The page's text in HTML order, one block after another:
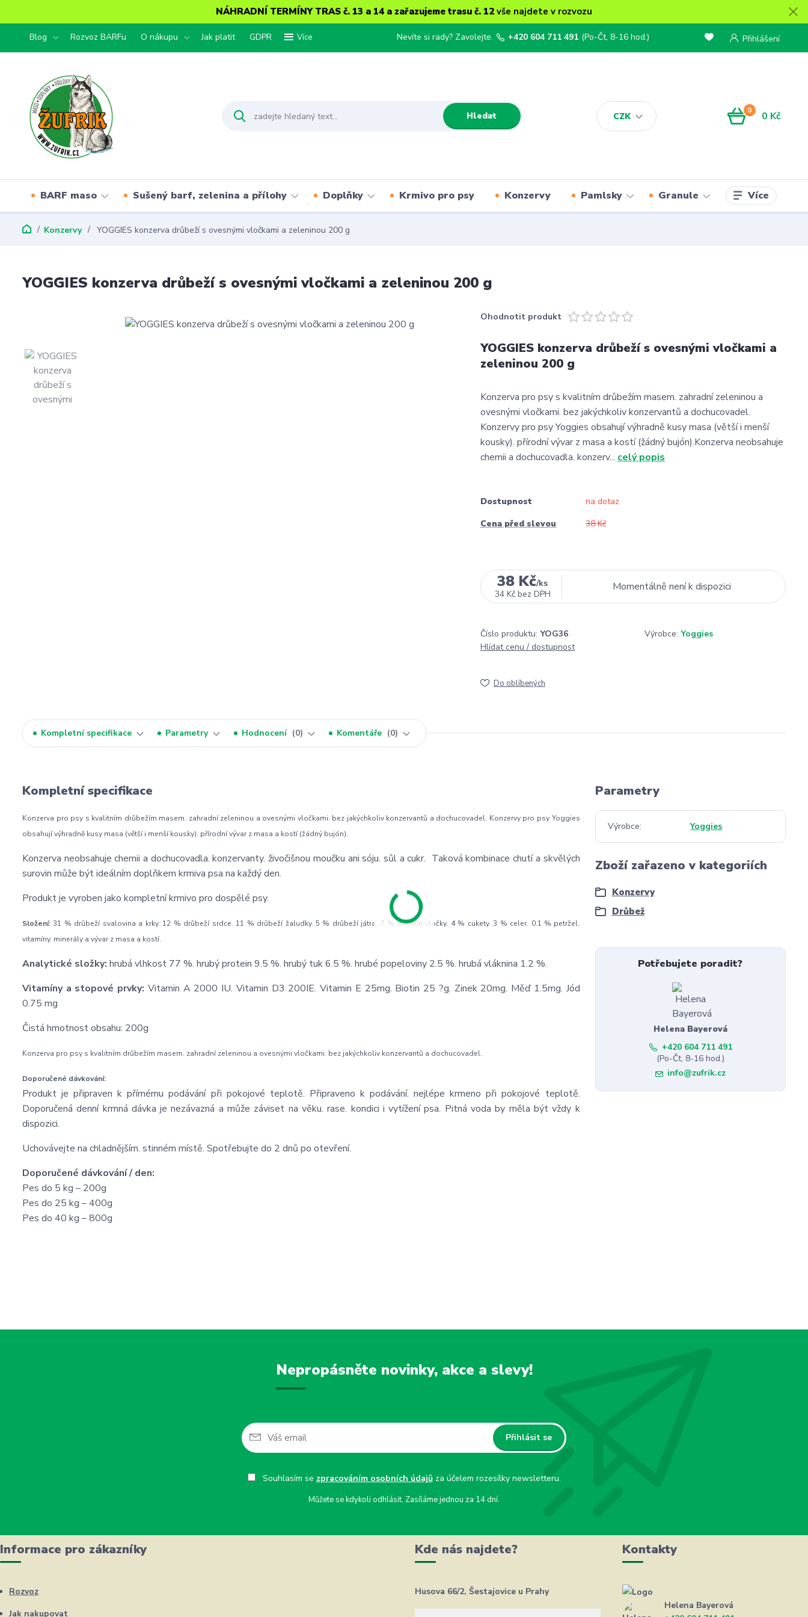
NÁHRADNÍ TERMÍNY TRAS č. 13 a 14 a zařazujeme trasu č. 12 vše najdete v rozvozu
Blog Rozvoz BARFu O nákupu Jak platit GDPR Více
CZK
Přihlášení
Hledat
Nevíte si rady? Zavolejte. +420 604 711 491 (Po-Čt, 8-16 hod.)
0 0 Kč
BARF maso Sušený barf, zelenina a přílohy Doplňky Krmivo pro psy Konzervy Pamlsky Granule Více
Konzervy YOGGIES konzerva drůbeží s ovesnými vločkami a zeleninou 200 g
YOGGIES konzerva drůbeží s ovesnými vločkami a zeleninou 200 g
Ohodnotit produkt
YOGGIES konzerva drůbeží s ovesnými vločkami a
zeleninou 200 g
Konzerva pro psy s kvalitním drůbežím masem. zahradní zeleninou a
ovesnými vločkami. bez jakýchkoliv konzervantů a dochucovadel.
Konzervy pro psy Yoggies obsahují výhradně kusy masa (větší i menší
kousky). přírodní vývar z masa a kostí (žádný bujón).Konzerva neobsahuje
chemii a dochucovadla. konzerv... celý popis
Dostupnost
na dotaz
Cena před slevou
38 Kč
38 Kč/ks
34 Kč bez DPH
Momentálně není k dispozici
Číslo produktu: YOG36 Výrobce: Yoggies
Hlídat cenu / dostupnost
Do oblíbených
Kompletní specifikace Parametry Hodnocení 0 Komentáře 0
Kompletní specifikace
Konzerva pro psy s kvalitním drůbežím masem. zahradní zeleninou a ovesnými vločkami. bez jakýchkoliv konzervantů a dochucovadel. Konzervy pro psy Yoggies
obsahují výhradně kusy masa (větší i menší kousky). přírodní vývar z masa a kostí (žádný bujón).
Konzerva neobsahuje chemii a dochucovadla. konzervanty. živočišnou moučku ani sóju. sůl a cukr. Taková kombinace chutí a skvělých
surovin může být ideálním doplňkem krmiva psa na každý den.
Produkt je vyroben jako kompletní krmivo pro dospělé psy.
Složení: 31 % drůbeží svalovina a krky. 12 % drůbeží srdce. 11 % drůbeží žaludky. 5 % drůbeží játra. 7 % ovesné vločky. 4 % cukety. 3 % celer. 0.1 % petržel.
vitamíny. minerály a vývar z masa a kostí.
Analytické složky: hrubá vlhkost 77 %. hrubý protein 9.5 %. hrubý tuk 6.5 %. hrubé popeloviny 2.5 %. hrubá vláknina 1.2 %.
Vitamíny a stopové prvky: Vitamin A 2000 IU. Vitamin D3 200IE. Vitamin E 25mg. Biotin 25 ?g. Zinek 20mg. Měď 1.5mg. Jód
0.75 mg
Čistá hmotnost obsahu: 200g
Konzerva pro psy s kvalitním drůbežím masem. zahradní zeleninou a ovesnými vločkami. bez jakýchkoliv konzervantů a dochucovadel.
Doporučené dávkování:
Produkt je připraven k přímému podávání při pokojové teplotě. Připraveno k podávání. nejlépe krmeno při pokojové teplotě.
Doporučená denní krmná dávka je nezávazná a může záviset na věku. rase. kondici i vytížení psa. Pitná voda by měla být vždy k
dispozici.
Uchovávejte na chladnějším. stinném místě. Spotřebujte do 2 dnů po otevření.
Doporučené dávkování / den:
Pes do 5 kg – 200g
Pes do 25 kg – 400g
Pes do 40 kg – 800g
Parametry
Výrobce Yoggies
Zboží zařazeno v kategoriích
Konzervy
Drůbež
Potřebujete poradit?
Helena Bayerová
+420 604 711 491
(Po-Čt, 8-16 hod.)
info@zufrik.cz
Nepropásněte novinky, akce a slevy!
Přihlásit se
Souhlasím se zpracováním osobních údajůza účelem rozesílky newsletteru.
Můžete se kdykoli odhlásit. Zasíláme jednou za 14 dní.
Informace pro zákazníky
Rozvoz
Jak nakupovat
Kde nás najdete?
Husova 66/2, Šestajovice u Prahy
Kontakty
Helena Bayerová